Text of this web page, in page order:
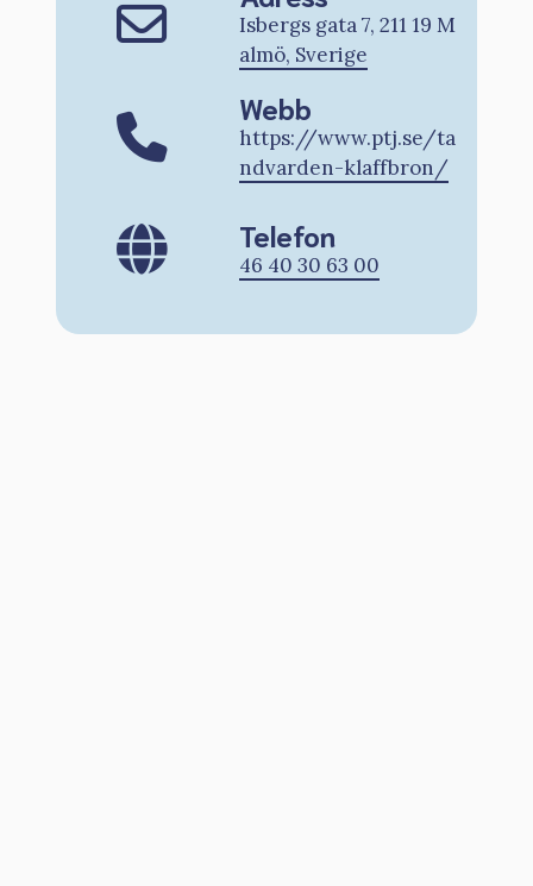
Isbergs gata 7, 211 19 M
almö, Sverige
Webb
https://www.ptj.se/ta
ndvarden-klaffbron/
Telefon
46 40 30 63 00